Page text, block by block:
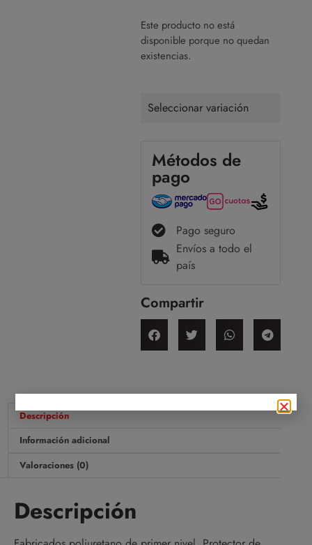
Este producto no está
disponible porque no quedan
existencias.
Seleccionar variación
Métodos de
pago
Pago seguro
Envíos a todo el
país
Compartir
Descripción
Información adicional
Valoraciones (0)
Descripción